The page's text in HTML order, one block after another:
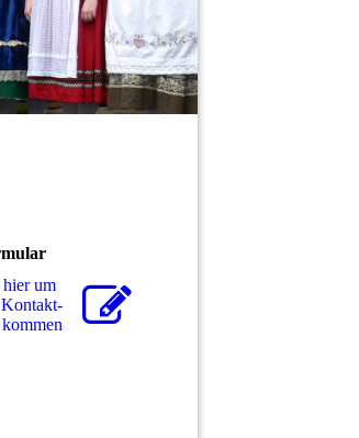
um
Kon­takt­